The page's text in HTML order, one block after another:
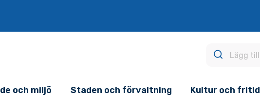
och miljö Staden och förvaltning Kultur och fritid